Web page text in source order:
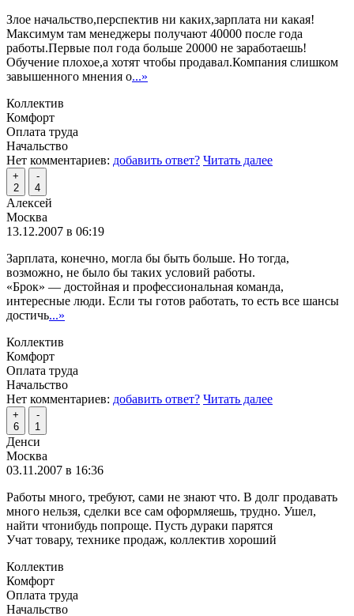
Злое начальство,перспектив ни каких,зарплата ни какая!
Максимум там менеджеры получают 40000 после года
работы.Первые пол года больше 20000 не заработаешь!
Обучение плохое,а хотят чтобы продавал.Компания слишком
завышенного мнения о...»
Коллектив
Комфорт
Оплата труда
Начальство
Нет комментариев: добавить ответ? Читать далее
+
2
-
4
Алексей
Москва
13.12.2007 в 06:19
Зарплата, конечно, могла бы быть больше. Но тогда,
возможно, не было бы таких условий работы.
«Брок» — достойная и профессиональная команда,
интересные люди. Если ты готов работать, то есть все шансы
достичь...»
Коллектив
Комфорт
Оплата труда
Начальство
Нет комментариев: добавить ответ? Читать далее
+
6
-
1
Денси
Москва
03.11.2007 в 16:36
Работы много, требуют, сами не знают что. В долг продавать
много нельзя, сделки все сам оформляешь, трудно. Ушел,
найти чтонибудь попроще. Пусть дураки парятся
Учат товару, технике продаж, коллектив хороший
Коллектив
Комфорт
Оплата труда
Начальство